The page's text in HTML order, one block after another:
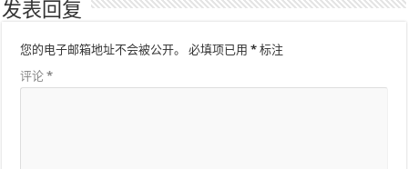
发表回复
您的电子邮箱地址不会被公开。 必填项已用* 标注
评论*